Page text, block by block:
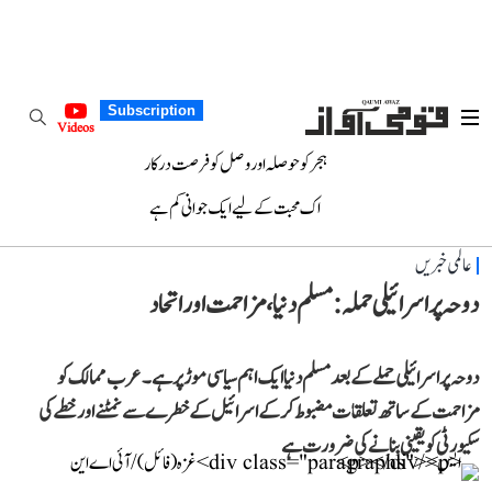
Subscription
Videos
ہجر کو حوصلہ اور وصل کو فرصت درکار
اک محبت کے لیے ایک جوانی کم ہے
عالمی خبریں
دوحہ پر اسرائیلی حملہ: مسلم دنیا، مزاحمت اور اتحاد
دوحہ پر اسرائیلی حملے کے بعد مسلم دنیا ایک اہم سیاسی موڑ پر ہے۔ عرب ممالک کو
مزاحمت کے ساتھ تعلقات مضبوط کر کے اسرائیل کے خطرے سے نمٹنے اور خطے کی
سکیورٹی کو یقینی بنانے کی ضرورت ہے